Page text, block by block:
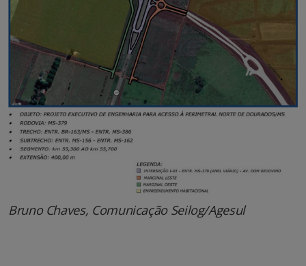
Bruno Chaves, Comunicação Seilog/Agesul